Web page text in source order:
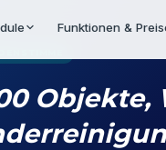
Objekte,
Funktionen &